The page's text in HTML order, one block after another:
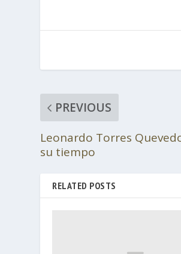
PREVIOUS
Leonardo Torres
su tiempo
RELATED POSTS